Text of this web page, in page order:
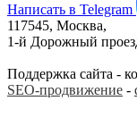
Написать в Telegram
117545, Москва,
1-й Дорожный
Поддержка сайта -
SEO-продвижение -